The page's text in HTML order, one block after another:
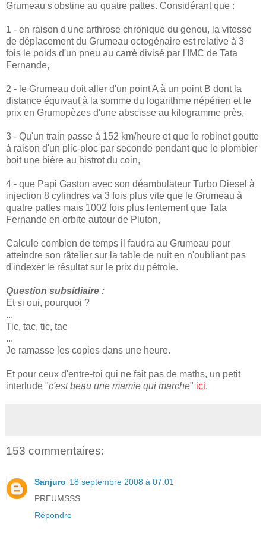
Grumeau s'obstine au quatre pattes. Considérant que :
1 - en raison d'une arthrose chronique du genou, la vitesse
de déplacement du Grumeau octogénaire est relative à 3
fois le poids d'un pneu au carré divisé par l'IMC de Tata
Fernande,
2 - le Grumeau doit aller d'un point A à un point B dont la
distance équivaut à la somme du logarithme népérien et le
prix en Grumopèzes d'une abscisse au kilogramme près,
3 - Qu'un train passe à 152 km/heure et que le robinet goutte
à raison d'un plic-ploc par seconde pendant que le plombier
boit une bière au bistrot du coin,
4 - que Papi Gaston avec son déambulateur Turbo Diesel à
injection 8 cylindres va 3 fois plus vite que le Grumeau à
quatre pattes mais 1002 fois plus lentement que Tata
Fernande en orbite autour de Pluton,
Calcule combien de temps il faudra au Grumeau pour
atteindre son râtelier sur la table de nuit en n'oubliant pas
d'indexer le résultat sur le prix du pétrole.
Question subsidiaire :
Et si oui, pourquoi ?
...
Tic, tac, tic, tac
...
Je ramasse les copies dans une heure.
Et pour ceux d'entre-toi qui ne fait pas de maths, un petit
interlude "c'est beau une mamie qui marche" ici.
153 commentaires:
Sanjuro 18 septembre 2008 à 07:01
PREUMSSS
Répondre